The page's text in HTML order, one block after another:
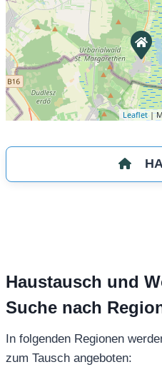
Leaflet|
Haustausch und
Suche nach
In folgenden Regionen
zum Tausch angeboten: